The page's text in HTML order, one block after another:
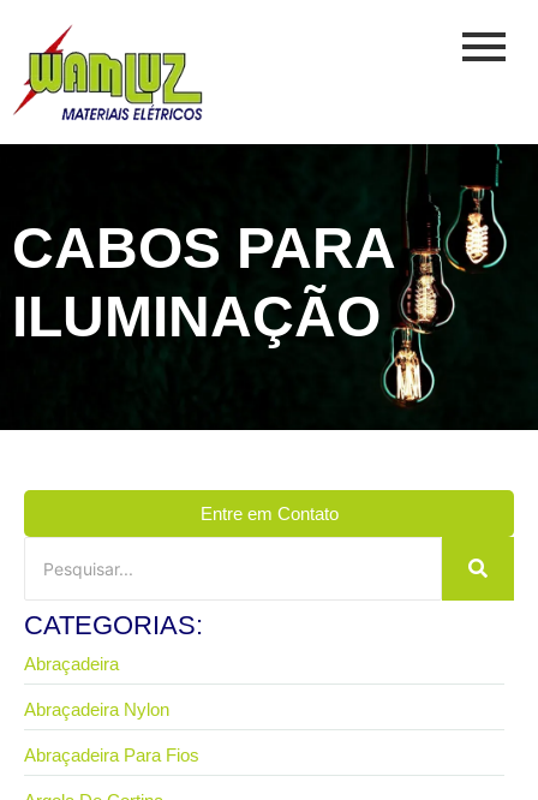
CABOS PARA
ILUMINAÇÃO
Entre em Contato
CATEGORIAS:
Abraçadeira
Abraçadeira Nylon
Abraçadeira Para Fios